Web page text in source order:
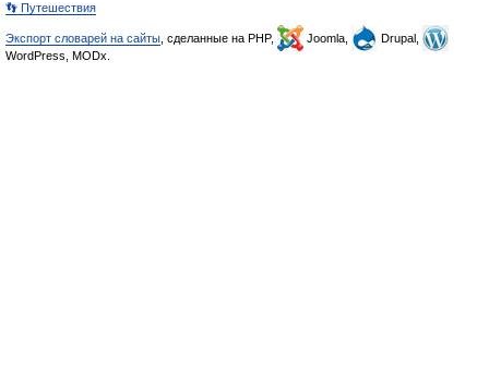
👣 Путешествия
Экспорт словарей на сайты , сделанные на PHP, Joomla,
Drupal,
WordPress, MODx.